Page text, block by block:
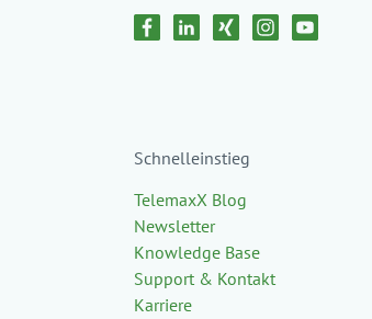
Schnelleinstieg
TelemaxX Blog
Newsletter
Knowledge Base
Support & Kontakt
Karriere